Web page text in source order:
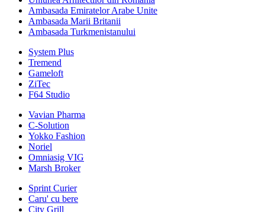
Ambasada Emiratelor Arabe Unite
Ambasada Marii Britanii
Ambasada Turkmenistanului
System Plus
Tremend
Gameloft
ZiTec
F64 Studio
Vavian Pharma
C-Solution
Yokko Fashion
Noriel
Omniasig VIG
Marsh Broker
Sprint Curier
Caru' cu bere
City Grill